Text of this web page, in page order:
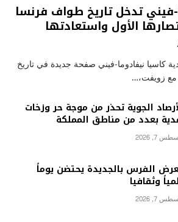
فيني تدخل تاريخ طواف فرنسا
الأول واستعادتها
كاسيا نيفادوما-فيني صفحة جديدة في تاريخ
زويفت،…
الجوية تحذر من موجة حر وزخات
بعدد من مناطق المملكة
7, 2026
الفرس بالجديدة يحتضن يوماً
وثقافيا
7, 2026